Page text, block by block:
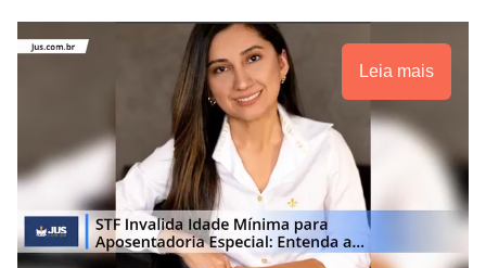
Leia mais